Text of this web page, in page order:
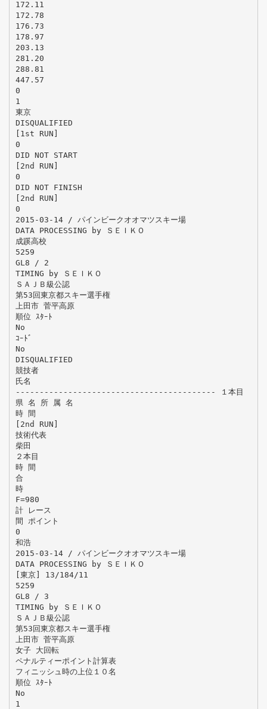
172.11
172.78
176.73
178.97
203.13
281.20
288.81
447.57
0
1
東京
DISQUALIFIED
[1st RUN]
0
DID NOT START
[2nd RUN]
0
DID NOT FINISH
[2nd RUN]
0
2015-03-14 / パインビークオオマツスキー場
DATA PROCESSING by ＳＥＩＫＯ
成蹊高校
5259
GL8 / 2
TIMING by ＳＥＩＫＯ
ＳＡＪＢ級公認
第53回東京都スキー選手権
上田市 菅平高原
順位 ｽﾀｰﾄ
No
ｺｰﾄﾞ
No
DISQUALIFIED
競技者
氏名
------------------------------------------ １本目
県 名 所 属 名
時 間
[2nd RUN]
技術代表
柴田
２本目
時 間
合
時
F=980
計 レース
間 ポイント
0
和浩
2015-03-14 / パインビークオオマツスキー場
DATA PROCESSING by ＳＥＩＫＯ
[東京] 13/184/11
5259
GL8 / 3
TIMING by ＳＥＩＫＯ
ＳＡＪＢ級公認
第53回東京都スキー選手権
上田市 菅平高原
女子 大回転
ペナルティーポイント計算表
フィニッシュ時の上位１０名
順位 ｽﾀｰﾄ
No
1